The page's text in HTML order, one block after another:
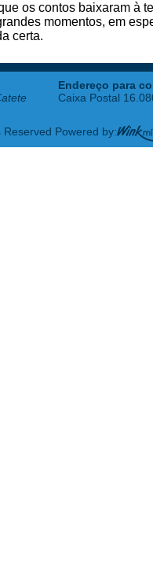
os contos baixaram à
momentos, em
certa.
Endereço para
Caixa Postal
Powered by: